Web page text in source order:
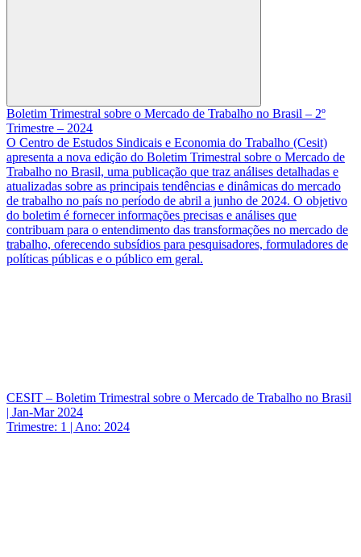
Buscar
Boletim Trimestral sobre o Mercado de Trabalho no Brasil – 2º
Trimestre – 2024
O Centro de Estudos Sindicais e Economia do Trabalho (Cesit)
apresenta a nova edição do Boletim Trimestral sobre o Mercado de
Trabalho no Brasil, uma publicação que traz análises detalhadas e
atualizadas sobre as principais tendências e dinâmicas do mercado
de trabalho no país no período de abril a junho de 2024. O objetivo
do boletim é fornecer informações precisas e análises que
contribuam para o entendimento das transformações no mercado de
trabalho, oferecendo subsídios para pesquisadores, formuladores de
políticas públicas e o público em geral.
CESIT – Boletim Trimestral sobre o Mercado de Trabalho no Brasil
| Jan-Mar 2024
Trimestre: 1 | Ano: 2024